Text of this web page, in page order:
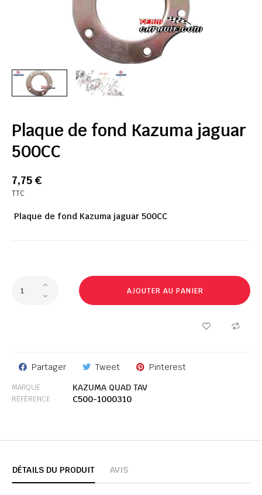
Plaque de fond Kazuma jaguar
500CC
7,75 €
TTC
Plaque de fond Kazuma jaguar 500CC
AJOUTER AU PANIER
Partager Tweet Pinterest
MARQUE KAZUMA QUAD TAV
RÉFÉRENCE C500-1000310
DÉTAILS DU PRODUIT AVIS